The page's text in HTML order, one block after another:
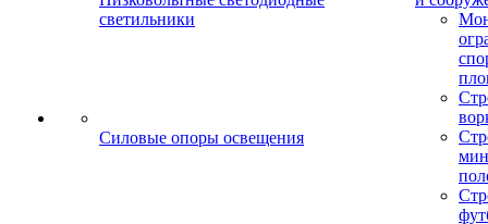
светильники
Силовые опоры освещения